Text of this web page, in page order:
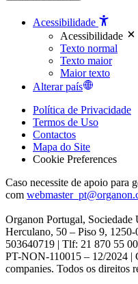
Acessibilidade
Acessibilidade
Texto normal
Texto maior
Maior texto
Alterar país
Política de Privacidade
Termos de Uso
Contactos
Mapa do Site
Cookie Preferences
Caso necessite de apoio para
com
Organon Portugal,
Herculano, 50 – Piso 9,
503640719 | Tlf: 21 870 55
PT-NON-110015 – 12/2024
companies. Todos os direitos